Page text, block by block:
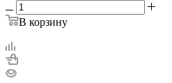
В корзину